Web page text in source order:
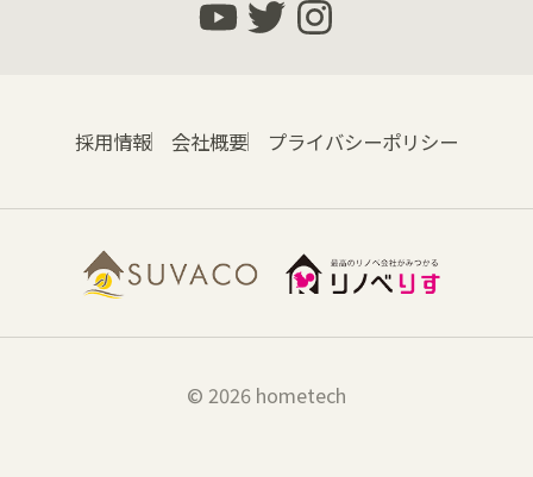
採用情報 会社概要 プライバシーポリシー
© 2026 hometech